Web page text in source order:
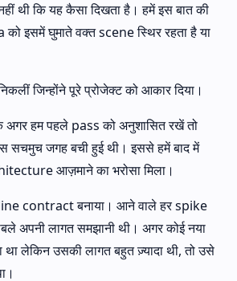
थी कि यह कैसा दिखता है। हमें इस बात की
को इसमें घुमाते वक्त scene स्थिर रहता है या
जिन्होंने पूरे प्रोजेक्ट को आकार दिया।
अगर हम पहले pass को अनुशासित रखें तो
सचमुच जगह बची हुई थी। इससे हमें बाद में
आज़माने का भरोसा मिला।
contract बनाया। आने वाले हर spike
अपनी लागत समझानी थी। अगर कोई नया
लेकिन उसकी लागत बहुत ज़्यादा थी, तो उसे